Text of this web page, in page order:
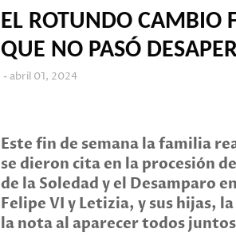
EL ROTUNDO CAMBIO
QUE NO PASÓ
abril 01, 2024
Este fin de semana la familia
se dieron cita en la procesión
de la Soledad y el Desamparo
Felipe VI y Letizia, y sus hijas,
la nota al aparecer todos